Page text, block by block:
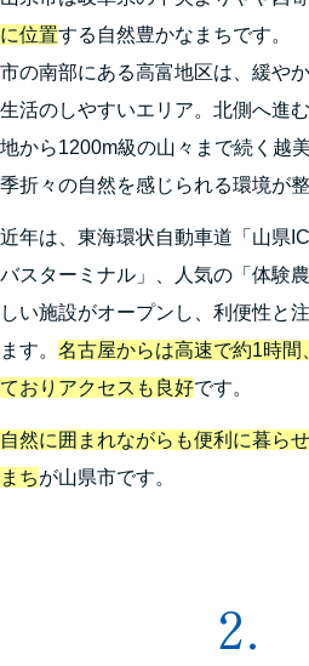
に位置する自然豊かなまちです。
市の南部にある高富地区は、緩や
生活のしやすいエリア。北側へ進
地から1200m級の山々まで続く越
季折々の自然を感じられる環境が整
近年は、東海環状自動車道「山県
バスターミナル」、人気の「体験
しい施設がオープンし、利便性と
ます。 名古屋からは高速で約1時間
ておりアクセスも良好です。
自然に囲まれながらも便利に暮ら
まちが山県市です。
2.